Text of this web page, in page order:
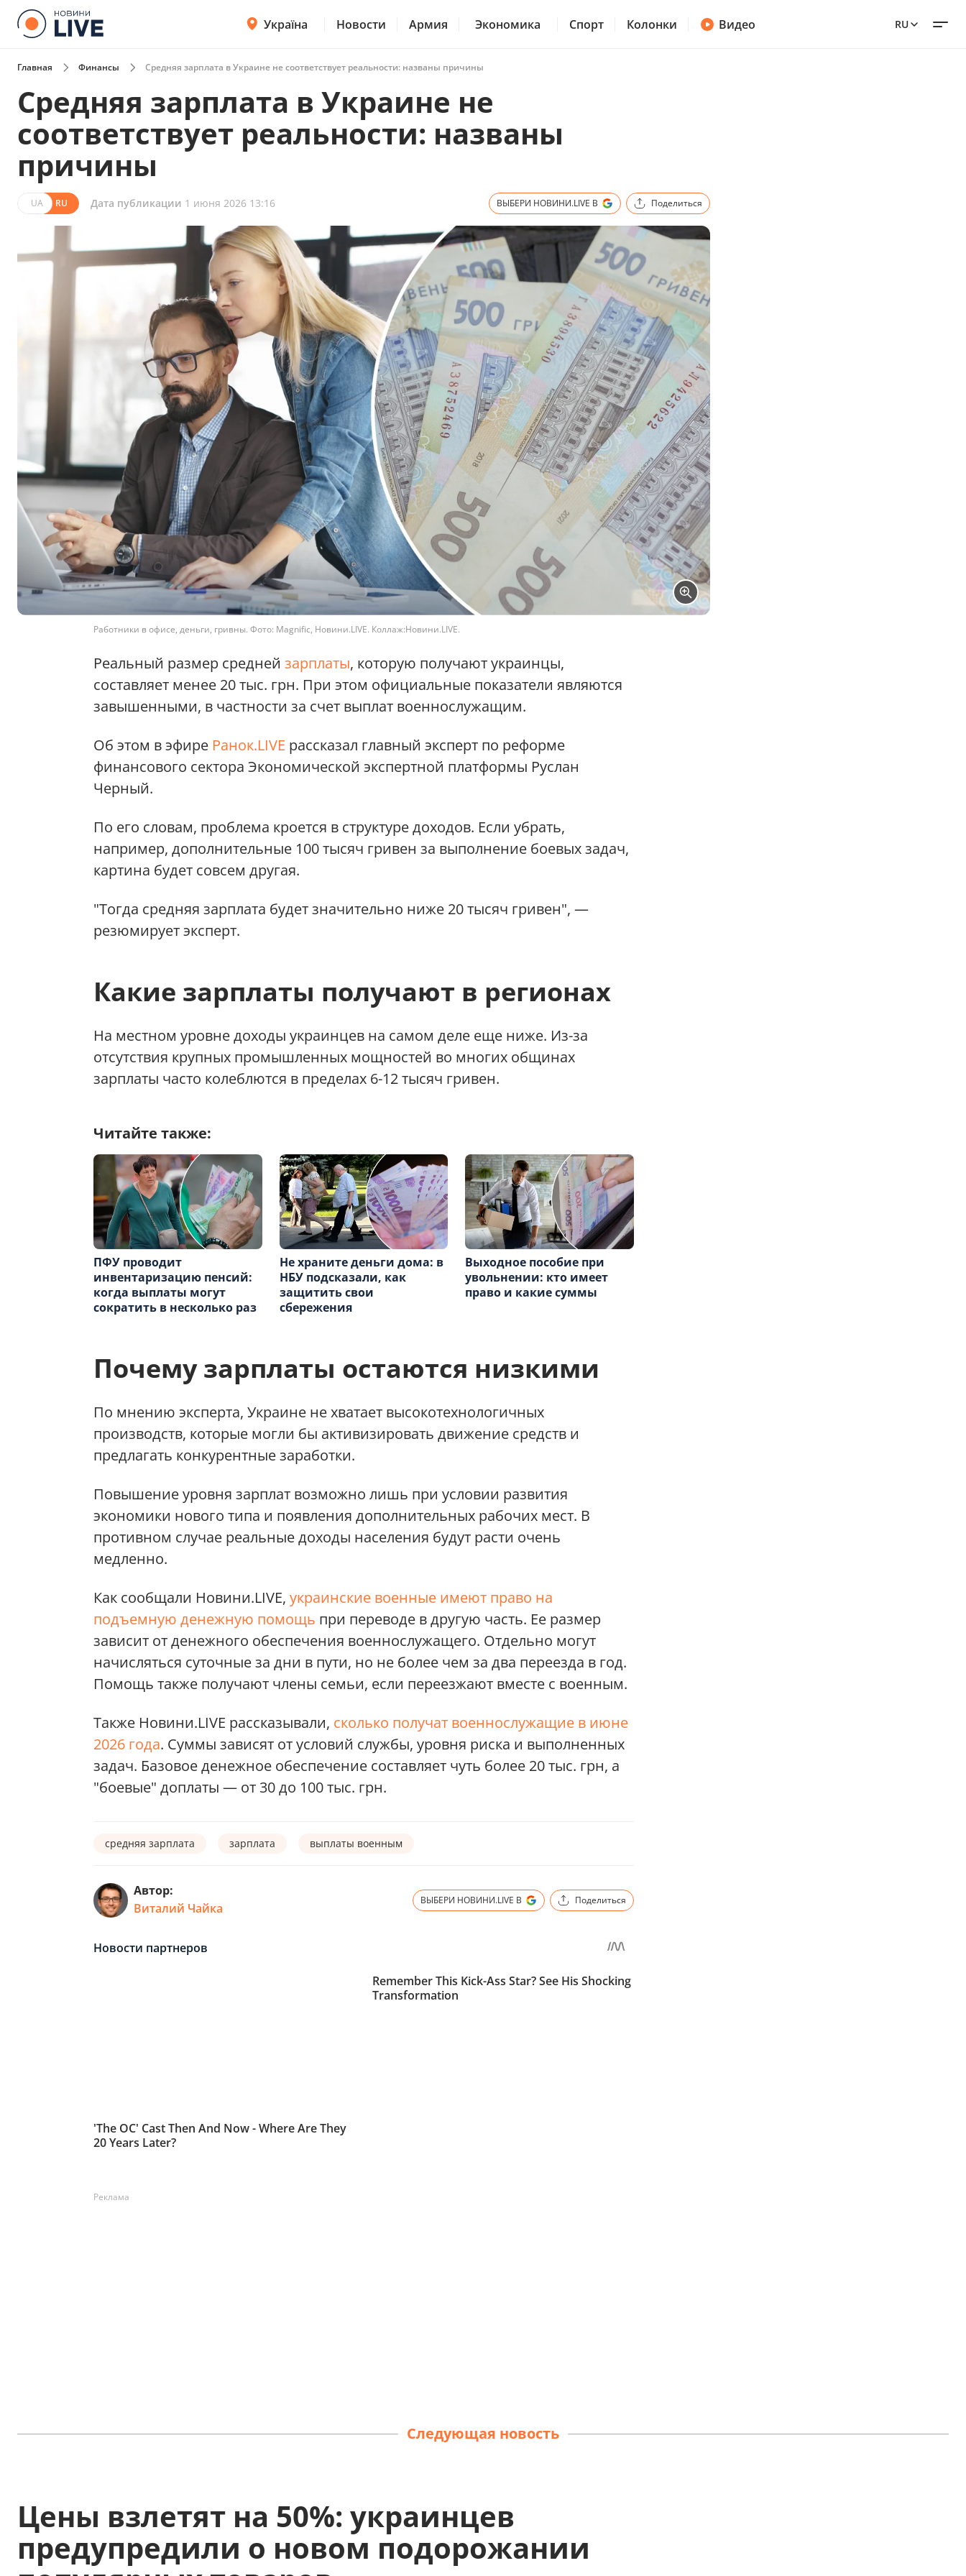
Україна Новости Армия Экономика Спорт Колонки Видео RU
Главная Финансы Средняя зарплата в Украине не соответствует реальности: названы причины
Средняя зарплата в Украине не
соответствует реальности: названы
причины
UA RU Дата публикации 1 июня 2026 13:16 ВЫБЕРИ НОВИНИ.LIVE В Поделиться
Работники в офисе, деньги, гривны. Фото: Magnific, Новини.LIVE. Коллаж:Новини.LIVE.
Реальный размер средней зарплаты, которую получают украинцы,
составляет менее 20 тыс. грн. При этом официальные показатели являются
завышенными, в частности за счет выплат военнослужащим.
Об этом в эфире Ранок.LIVE рассказал главный эксперт по реформе
финансового сектора Экономической экспертной платформы Руслан
Черный.
По его словам, проблема кроется в структуре доходов. Если убрать,
например, дополнительные 100 тысяч гривен за выполнение боевых задач,
картина будет совсем другая.
"Тогда средняя зарплата будет значительно ниже 20 тысяч гривен", —
резюмирует эксперт.
Какие зарплаты получают в регионах
На местном уровне доходы украинцев на самом деле еще ниже. Из-за
отсутствия крупных промышленных мощностей во многих общинах
зарплаты часто колеблются в пределах 6-12 тысяч гривен.
Читайте также:
ПФУ проводит
инвентаризацию пенсий:
когда выплаты могут
сократить в несколько раз
Не храните деньги дома: в
НБУ подсказали, как
защитить свои
сбережения
Выходное пособие при
увольнении: кто имеет
право и какие суммы
Почему зарплаты остаются низкими
По мнению эксперта, Украине не хватает высокотехнологичных
производств, которые могли бы активизировать движение средств и
предлагать конкурентные заработки.
Повышение уровня зарплат возможно лишь при условии развития
экономики нового типа и появления дополнительных рабочих мест. В
противном случае реальные доходы населения будут расти очень
медленно.
Как сообщали Новини.LIVE, украинские военные имеют право на
подъемную денежную помощь при переводе в другую часть. Ее размер
зависит от денежного обеспечения военнослужащего. Отдельно могут
начисляться суточные за дни в пути, но не более чем за два переезда в год.
Помощь также получают члены семьи, если переезжают вместе с военным.
Также Новини.LIVE рассказывали, сколько получат военнослужащие в июне
2026 года. Суммы зависят от условий службы, уровня риска и выполненных
задач. Базовое денежное обеспечение составляет чуть более 20 тыс. грн, а
"боевые" доплаты — от 30 до 100 тыс. грн.
средняя зарплата зарплата выплаты военным
Автор:
Виталий Чайка
ВЫБЕРИ НОВИНИ.LIVE В Поделиться
Реклама
Следующая новость
Цены взлетят на 50%: украинцев
предупредили о новом подорожании